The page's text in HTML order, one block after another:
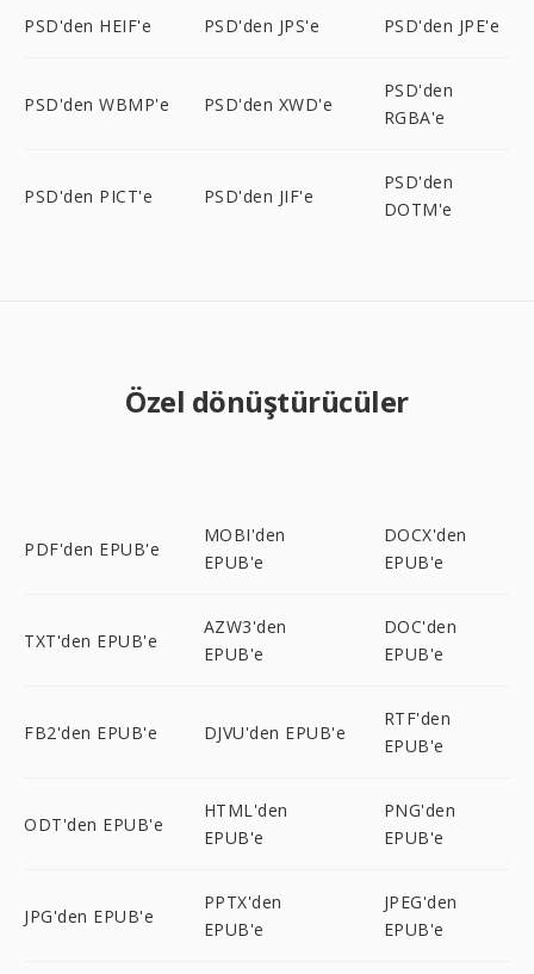
PSD'den HEIF'e PSD'den JPS'e PSD'den JPE'e
PSD'den WBMP'e PSD'den XWD'e
PSD'den
RGBA'e
PSD'den PICT'e PSD'den JIF'e
PSD'den
DOTM'e
Özel dönüştürücüler
PDF'den EPUB'e
MOBI'den
EPUB'e
DOCX'den
EPUB'e
TXT'den EPUB'e
AZW3'den
EPUB'e
DOC'den
EPUB'e
FB2'den EPUB'e DJVU'den EPUB'e
RTF'den
EPUB'e
ODT'den EPUB'e
HTML'den
EPUB'e
PNG'den
EPUB'e
JPG'den EPUB'e
PPTX'den
EPUB'e
JPEG'den
EPUB'e